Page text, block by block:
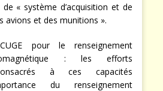
« système d’acquisition et de
avions et des munitions ».
pour le renseignement
: les efforts
à ces capacités
du renseignement